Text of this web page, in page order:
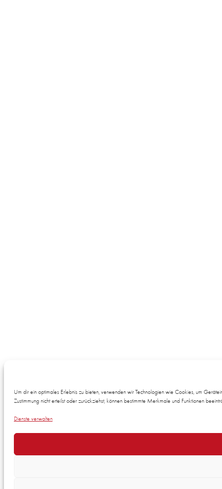
Um dir ein optimales Erlebnis zu bieten, verwenden wir Technologien wie Cookies, um
Zustimmung nicht erteilst oder zurückziehst, können bestimmte Merkmale und Funktionen
Dienste verwalten